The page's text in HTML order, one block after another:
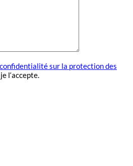
sur la protection des
l‘accepte.